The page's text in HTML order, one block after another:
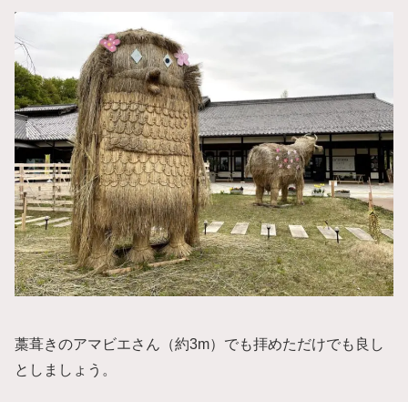
藁葺きのアマビエさん（約3m）でも拝めただけでも良し
としましょう。